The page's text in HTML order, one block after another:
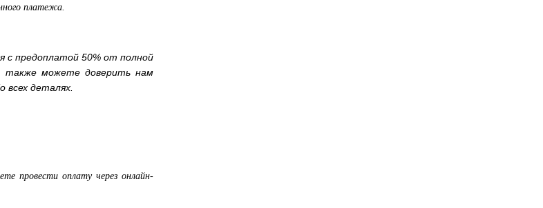
платежа.
с предоплатой 50% от полной
также можете доверить нам
деталях.
провести оплату через онлайн-